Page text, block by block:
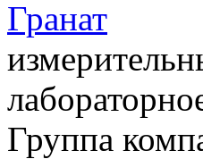
Гранат
Группа